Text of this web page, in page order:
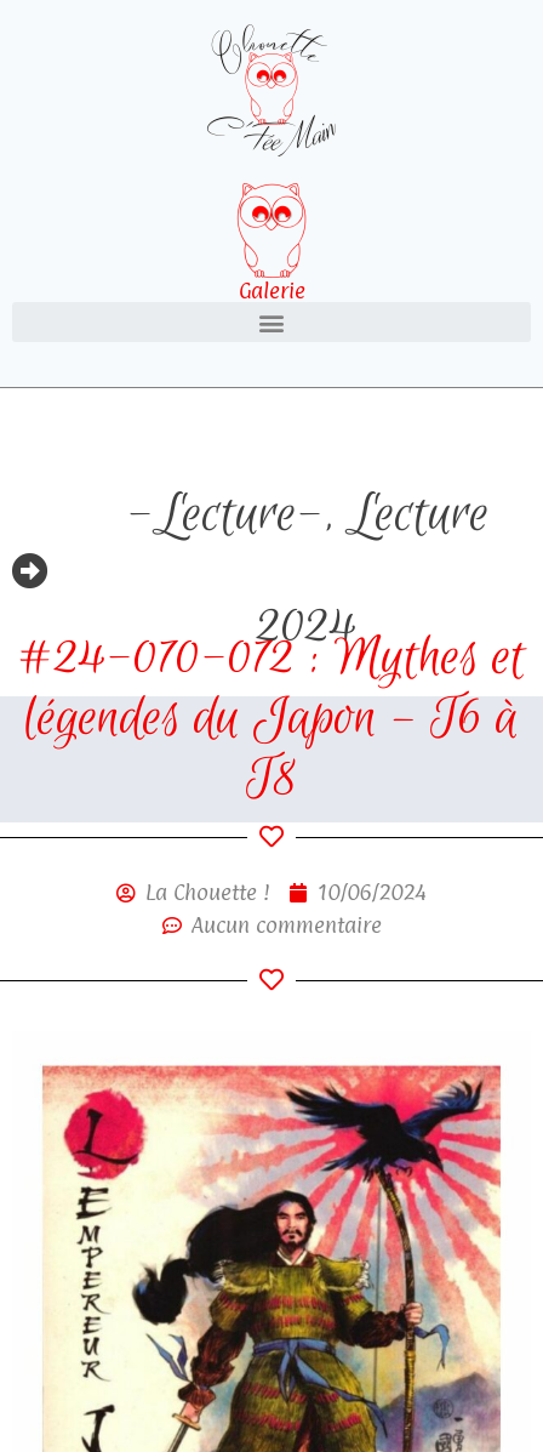
Galerie
-Lecture-,Lecture
2024
#24-070-072 : Mythes et
légendes du Japon – T6 à
T8
La Chouette !
10/06/2024
Aucun commentaire